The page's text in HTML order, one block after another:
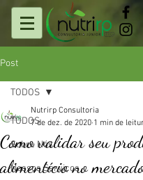
Post
TODOS
Sobre Nós
Nossos Serviços
TODOS
Como validar seu
alimentício no
Nutrirp Consultoria
7 de dez. de 2020 1 min de